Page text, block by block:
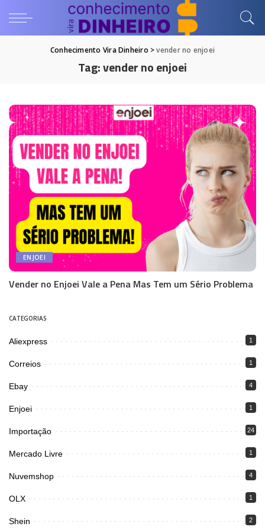
Conhecimento Vira Dinheiro >vender no enjoei
Tag:vender no enjoei
ENJOEI
Vender no Enjoei Vale a Pena Mas Tem um Sério Problema
CATEGORIAS
Aliexpress 1
Correios 1
Ebay 4
Enjoei 1
Importação 24
Mercado Livre 1
Nuvemshop 4
OLX 1
Shein 2